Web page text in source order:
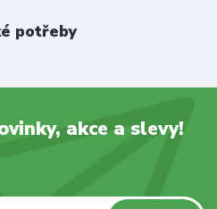
potřeby
akce a slevy!